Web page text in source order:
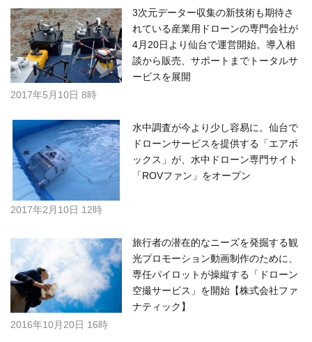
3次元データー収集の新技術も期待さ
れている産業用ドローンの専門会社が
4月20日より仙台で運営開始。導入相
談から販売、サポートまでトータルサ
ービスを展開
2017年5月10日 8時
水中調査が今より少し容易に。仙台で
ドローンサービスを提供する「エアボ
ックス」が、水中ドローン専門サイト
「ROVファン」をオープン
2017年2月10日 12時
旅行者の潜在的なニーズを発掘する観
光プロモーション動画制作のために、
専任パイロットが操縦する「ドローン
空撮サービス」を開始【株式会社ファ
ナティック】
2016年10月20日 16時